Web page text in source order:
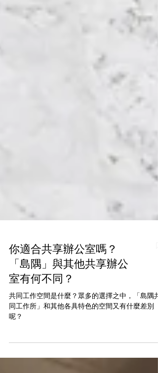
你適合共享辦公室嗎？
「島隅」與其他共享辦公
室有何不同？
同工作所」和其他各具特色的空間又有什麼差別
呢？